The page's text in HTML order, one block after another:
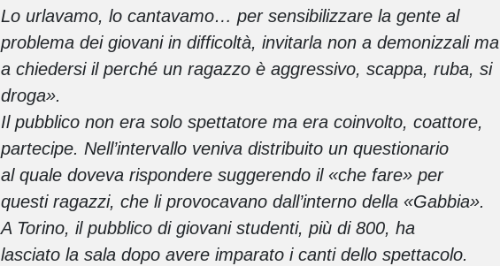
Lo urlavamo, lo cantavamo… per sensibilizzare la gente al
problema dei giovani in difficoltà, invitarla non a demonizzali ma
a chiedersi il perché un ragazzo è aggressivo, scappa, ruba, si
droga».
Il pubblico non era solo spettatore ma era coinvolto, coattore,
partecipe. Nell’intervallo veniva distribuito un questionario
al quale doveva rispondere suggerendo il «che fare» per
questi ragazzi, che li provocavano dall’interno della «Gabbia».
A Torino, il pubblico di giovani studenti, più di 800, ha
lasciato la sala dopo avere imparato i canti dello spettacolo.